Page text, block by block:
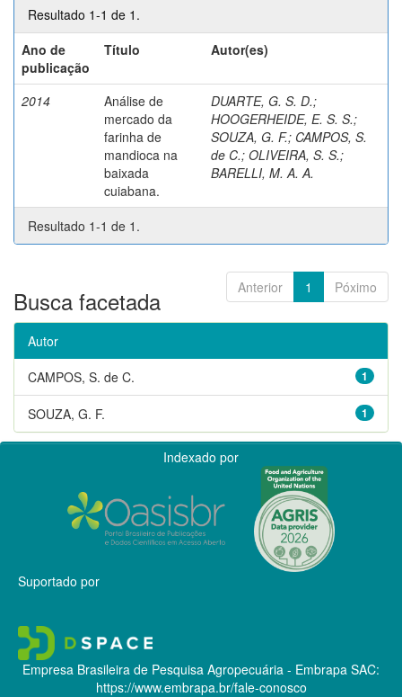
Resultado 1-1 de 1.
Ano de
publicação
Título Autor(es)
2014
Análise de
mercado da
farinha de
mandioca na
baixada
cuiabana.
DUARTE, G. S. D.;
HOOGERHEIDE, E. S. S.;
SOUZA, G. F.; CAMPOS, S.
de C.; OLIVEIRA, S. S.;
BARELLI, M. A. A.
Resultado 1-1 de 1.
Anterior 1 Póximo
Busca facetada
Autor
1
CAMPOS, S. de C.
1
SOUZA, G. F.
Indexado por
Suportado por
Empresa Brasileira de Pesquisa Agropecuária - Embrapa SAC:
https://www.embrapa.br/fale-conosco